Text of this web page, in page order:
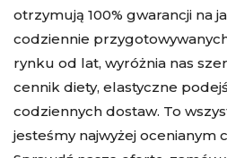
otrzymują 100% gwarancji na
codziennie
rynku od lat, wyróżnia nas
cennik diety, elastyczne
codziennych dostaw. To
jesteśmy najwyżej ocenianym